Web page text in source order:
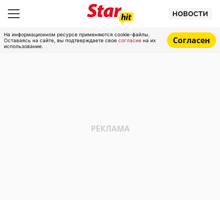
НОВОСТИ
На информационном ресурсе применяются cookie-файлы.
Оставаясь на сайте, вы подтверждаете свое согласие на их
использование.
Согласен